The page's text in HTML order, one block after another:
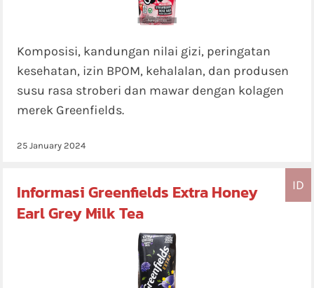
Komposisi, kandungan nilai gizi, peringatan
kesehatan, izin BPOM, kehalalan, dan produsen
susu rasa stroberi dan mawar dengan kolagen
merek Greenfields.
25 January 2024
ID
Informasi Greenfields Extra Honey
Earl Grey Milk Tea